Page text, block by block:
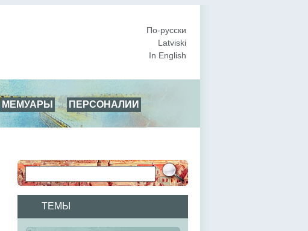
По-русски
Latviski
In English
МЕМУАРЫ
ПЕРСОНАЛИИ
ТЕМЫ